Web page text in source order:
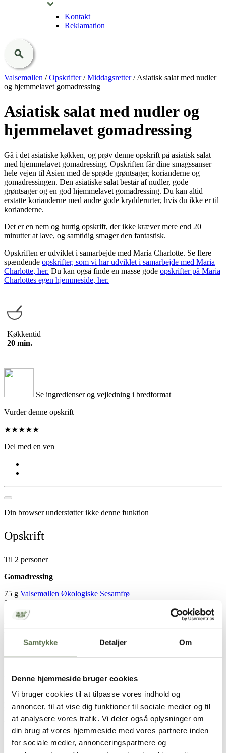
Samtykke Detaljer Om
Denne hjemmeside bruger cookies
Vi bruger cookies til at tilpasse vores indhold og
annoncer, til at vise dig funktioner til sociale medier og til
at analysere vores trafik. Vi deler også oplysninger om
din brug af vores hjemmeside med vores partnere inden
for sociale medier, annonceringspartnere og
Kontakt
Reklamation
Valsemøllen /Opskrifter/Middagsretter/Asiatisk salat med nudler
og hjemmelavet gomadressing
Asiatisk salat med nudler og
hjemmelavet gomadressing
Gå i det asiatiske køkken, og prøv denne opskrift på asiatisk salat
med hjemmelavet gomadressing. Opskriften får dine smagssanser
hele vejen til Asien med de sprøde grøntsager, korianderne og
gomadressingen. Den asiatiske salat består af nudler, gode
grøntsager og en god hjemmelavet gomadressing. Du kan altid
erstatte korianderne med andre gode krydderurter, hvis du ikke er til
korianderne.
Det er en nem og hurtig opskrift, der ikke kræver mere end 20
minutter at lave, og samtidig smager den fantastisk.
Opskriften er udviklet i samarbejde med Maria Charlotte. Se flere
spændende opskrifter, som vi har udviklet i samarbejde med Maria
Charlotte, her. Du kan også finde en masse gode opskrifter på Maria
Charlottes egen hjemmeside, her.
Køkkentid
20 min.
Se ingredienser og vejledning i bredformat
Vurder denne opskrift
★★★★★
Del med en ven
Din browser understøtter ikke denne funktion
Opskrift
Til 2 personer
Gomadressing
75 g Valsemøllen Økologiske Sesamfrø
1 fed hvidløg
15 g soyasauce
25 g sukker
20 g eddike
30 g smagsneutral olie, fx vindruekerneolie eller solsikkeolie
10 g sesamolie
10-14 spsk. vand
Salat
¼ spidskål
3 mellemstore gulerødder
½ peberfrugt
2 forårsløg
150 g fuldkornsnudler
1 bundt koriander
1 lime